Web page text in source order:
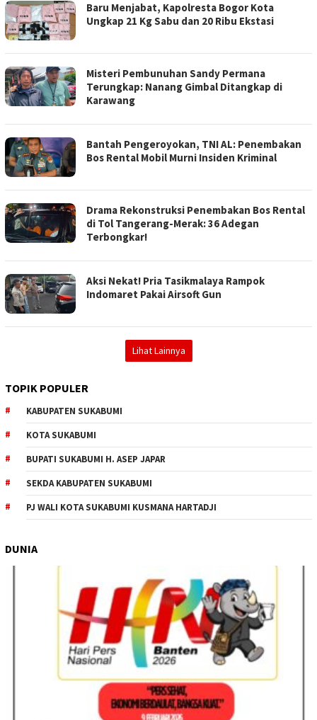
Baru Menjabat, Kapolresta Bogor Kota
Ungkap 21 Kg Sabu dan 20 Ribu Ekstasi
Misteri Pembunuhan Sandy Permana
Terungkap: Nanang Gimbal Ditangkap di
Karawang
Bantah Pengeroyokan, TNI AL: Penembakan
Bos Rental Mobil Murni Insiden Kriminal
Drama Rekonstruksi Penembakan Bos Rental
di Tol Tangerang-Merak: 36 Adegan
Terbongkar!
Aksi Nekat! Pria Tasikmalaya Rampok
Indomaret Pakai Airsoft Gun
Lihat Lainnya
TOPIK POPULER
KABUPATEN SUKABUMI
KOTA SUKABUMI
BUPATI SUKABUMI H. ASEP JAPAR
SEKDA KABUPATEN SUKABUMI
PJ WALI KOTA SUKABUMI KUSMANA HARTADJI
DUNIA